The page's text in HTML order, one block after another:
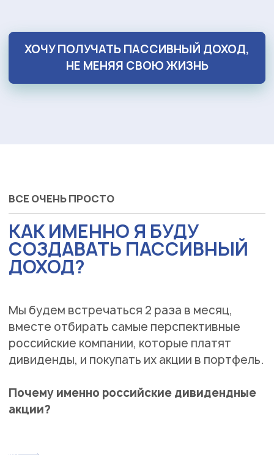
ХОЧУ ПОЛУЧАТЬ ПАССИВНЫЙ ДОХОД,
НЕ МЕНЯЯ СВОЮ ЖИЗНЬ
ВСЕ ОЧЕНЬ ПРОСТО
КАК ИМЕННО Я БУДУ
СОЗДАВАТЬ ПАССИВНЫЙ
ДОХОД?
Мы будем встречаться 2 раза в месяц,
вместе отбирать самые перспективные
российские компании, которые платят
дивиденды, и покупать их акции в портфель.
Почему именно российские дивидендные
акции?